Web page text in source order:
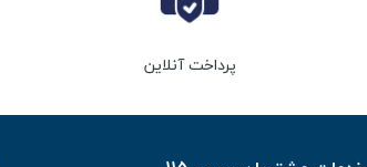
پرداخت آنلاین